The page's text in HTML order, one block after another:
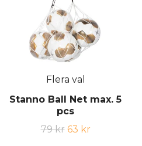
Flera val
Stanno Ball Net max. 5
pcs
79 kr 63 kr